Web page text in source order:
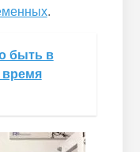
.
быть в
время